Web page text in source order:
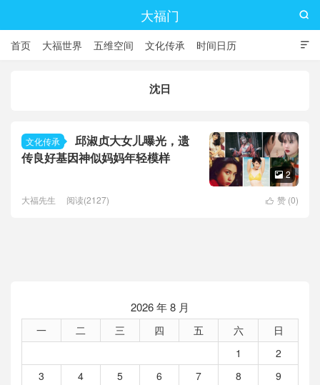
大福门

首页 大福世界 五维空间 文化传承 时间日历

沈日
文化传承
邱淑贞大女儿曝光，遗
传良好基因神似妈妈年轻模样
 2
 赞 (0)
大福先生 阅读(2127)
2026 年 8 月
一 二 三 四 五 六
日
1
2
3
4 5 6 7 8
9